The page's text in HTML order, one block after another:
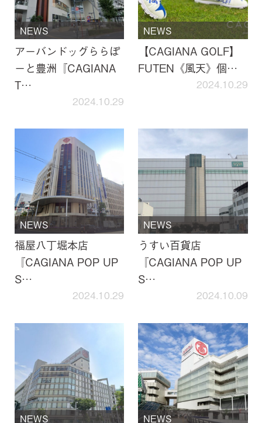
NEWS
アーバンドッグららぽ
ーと豊洲『CAGIANA
T…
2024.10.29
NEWS
【CAGIANA GOLF】
FUTEN《風天》個…
2024.10.29
NEWS
福屋八丁堀本店
『CAGIANA POP UP
S…
2024.10.29
NEWS
うすい百貨店
『CAGIANA POP UP
S…
2024.10.09
NEWS NEWS